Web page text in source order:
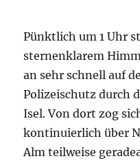
um für die technisch
in der Nacht bis zur
gerüstet zu sein. Mit
Sonnenaufgang und
Lichtermeer
und der
Alm. Inzwischen